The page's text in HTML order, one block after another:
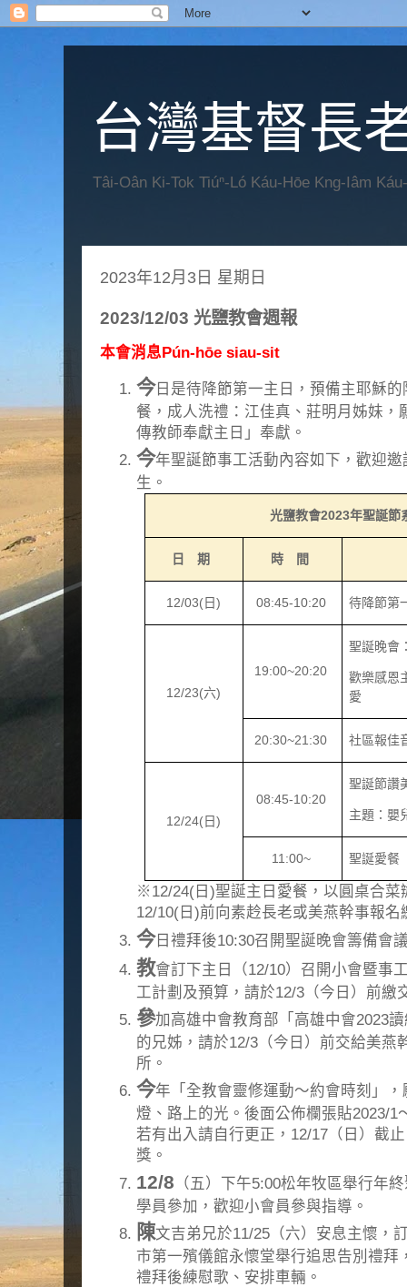
台灣基督長
Tâi-Oân Ki-Tok Tiúⁿ-Ló Káu-Hōe Kng-Iâm
2023年12月3日 星期日
2023/12/03 光鹽教會週報
本會消息Pún-hōe siau-sit
今日是待降節第一主日，預備主耶穌
餐，成人洗禮：江佳真、莊明月姊妹
傳教師奉獻主日」奉獻。
今年聖誕節事工活動內容如下，歡迎
生。
光鹽教會2023年聖誕節
日 期 時 間
12/03(日) 08:45-10:20 待降節第
12/23(六)
19:00~20:20
聖誕晚會
歡樂感恩
愛
20:30~21:30 社區報佳
12/24(日)
08:45-10:20
聖誕節讚
主題：嬰
11:00~ 聖誕愛餐
※12/24(日)聖誕主日愛餐，以圓桌合菜
12/10(日)前向素赺長老或美燕幹事報名
今日禮拜後10:30召開聖誕晚會籌備會
教會訂下主日（12/10）召開小會暨事
工計劃及預算，請於12/3（今日）前繳
參加高雄中會教育部「高雄中會2023
的兄姊，請於12/3（今日）前交給美燕
所。
今年「全教會靈修運動～約會時刻」
燈、路上的光。後面公佈欄張貼2023/1
若有出入請自行更正，12/17（日）截
獎。
12/8 （五）下午5:00松年牧區舉行年
學員參加，歡迎小會員參與指導。
陳文吉弟兄於11/25（六）安息主懷，
市第一殯儀館永懷堂舉行追思告別禮拜
禮拜後練慰歌、安排車輛。